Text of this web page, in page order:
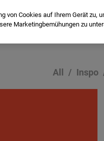
Sofortbildkameras
All Inspo
von Cookies auf Ihrem Gerät zu,
Marketingbemühungen zu